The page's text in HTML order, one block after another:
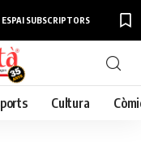
ESPAI SUBSCRIPTORS
Cultura